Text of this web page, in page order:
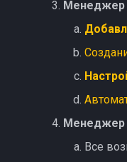
Менеджер
Менеджер
Все